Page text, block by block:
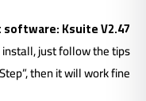
Ksuite V2.47
install, just follow the tips
then it will work fine!